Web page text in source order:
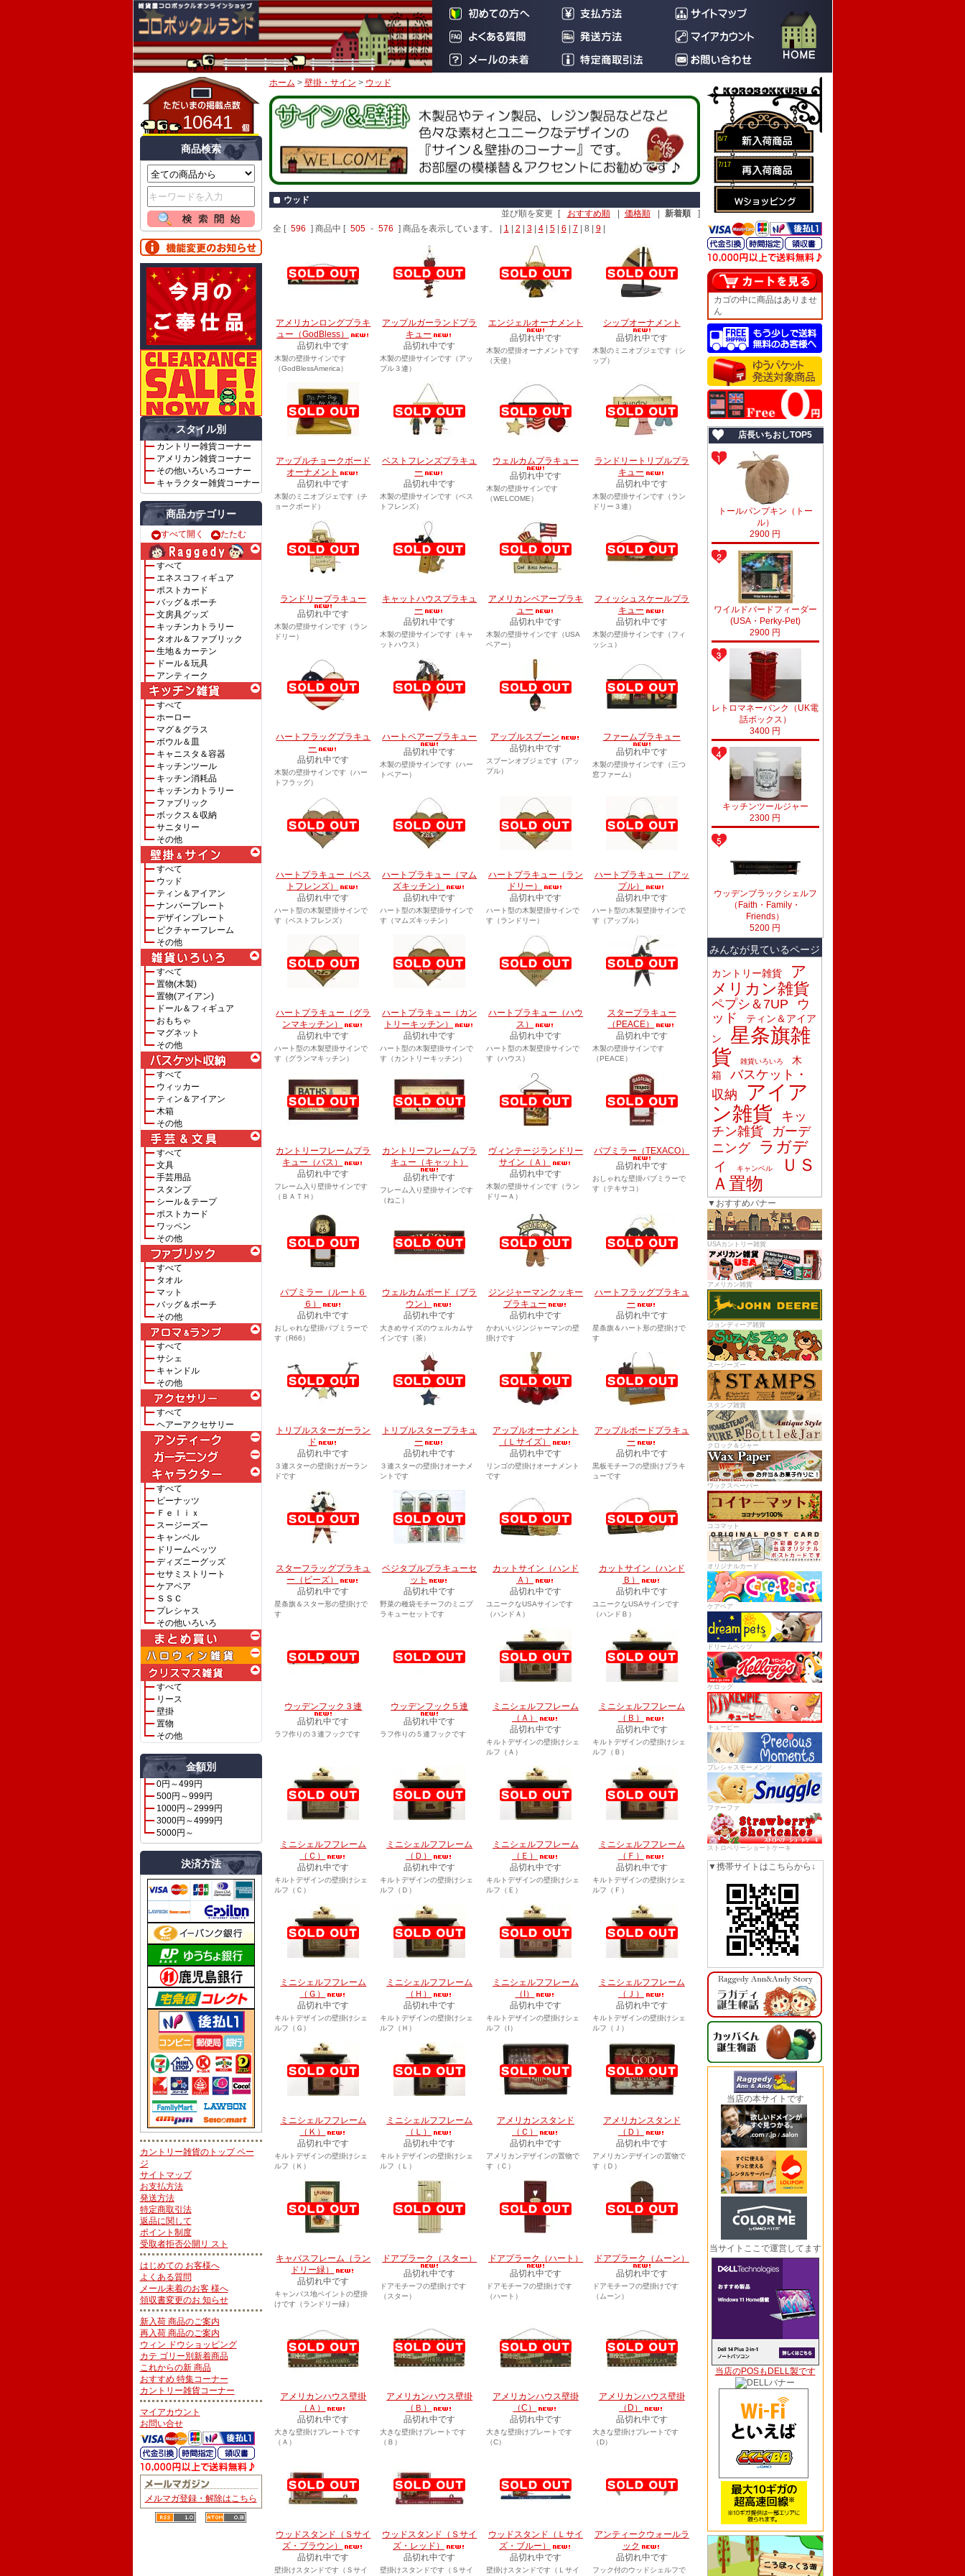
10641
商品検索
スタイル別
カントリー雑貨コーナー
アメリカン雑貨コーナー
その他いろいろコーナー
キャラクター雑貨コーナー
商品カテゴリー
すべて開く たたむ
すべて
エネスコフィギュア
ポストカード
バッグ＆ポーチ
文房具グッズ
キッチンカトラリー
タオル＆ファブリック
生地＆カーテン
ドール＆玩具
アンティーク
すべて
ホーロー
マグ＆グラス
ボウル＆皿
キャニスタ＆容器
キッチンツール
キッチン消耗品
キッチンカトラリー
ファブリック
ボックス＆収納
サニタリー
その他
すべて
ウッド
ティン＆アイアン
ナンバープレート
デザインプレート
ピクチャーフレーム
その他
すべて
置物(木製)
置物(アイアン)
ドール＆フィギュア
おもちゃ
マグネット
その他
すべて
ウィッカー
ティン＆アイアン
木箱
その他
すべて
文具
手芸用品
スタンプ
シール＆テープ
ポストカード
ワッペン
その他
すべて
タオル
マット
バッグ＆ポーチ
その他
すべて
サシェ
キャンドル
その他
すべて
ヘアーアクセサリー
すべて
ピーナッツ
Ｆｅｌｉｘ
スージーズー
キャンベル
ドリームペッツ
ディズニーグッズ
セサミストリート
ケアベア
ＳＳＣ
プレシャス
その他いろいろ
すべて
リース
壁掛
置物
その他
金額別
0円～499円
500円～999円
1000円～2999円
3000円～4999円
5000円～
決済方法
カントリー雑貨のトップ ペー
ジ
サイトマップ
お支払方法
発送方法
特定商取引法
返品に関して
ポイント制度
受取者拒否公開リ スト
はじめての お客様へ
よくある質問
メール未着のお客 様へ
領収書変更のお 知らせ
新入荷 商品のご案内
再入荷 商品のご案内
ウィン ドウショッピング
カテ ゴリー別新着商品
これからの新 商品
おすすめ 特集コーナー
カントリー雑貨コーナー
マイアカウント
お問い合せ
メルマガ登録・解除はこちら
ホーム > 壁掛・サイン > ウッド
ウッド
並び順を変更
[ おすすめ順 価格順 新着順
]
全 [ 596 ] 商品中 [ 505 - 576 ] 商品を表示しています。 | 1 2 3| 4| 5| 6 7 8 9|
アメリカンロングプラキ
ュー（GodBless）
品切れ中です
木製の壁掛サインです
（GodBlessAmerica）
アップルガーランドプラ
キュー
品切れ中です
木製の壁掛サインです（アッ
プル３連）
エンジェルオーナメント
品切れ中です
木製の壁掛オーナメントです
（天使）
シップオーナメント
品切れ中です
木製のミニオブジェです（シ
ップ）
アップルチョークボード
オーナメント
品切れ中です
木製のミニオブジェです（チ
ョークボード）
ベストフレンズプラキュ
ー
品切れ中です
木製の壁掛サインです（ベス
トフレンズ）
ウェルカムプラキュー
品切れ中です
木製の壁掛サインです
（WELCOME）
ランドリートリプルプラ
キュー
品切れ中です
木製の壁掛サインです（ラン
ドリー３連）
ランドリープラキュー
品切れ中です
木製の壁掛サインです（ラン
ドリー）
キャットハウスプラキュ
ー
品切れ中です
木製の壁掛サインです（キャ
ットハウス）
アメリカンベアープラキ
ュー
品切れ中です
木製の壁掛サインです（USA
ベアー）
フィッシュスケールプラ
キュー
品切れ中です
木製の壁掛サインです（フィ
ッシュ）
ハートフラッグプラキュ
ー
品切れ中です
木製の壁掛サインです（ハー
トフラッグ）
ハートベアープラキュー
品切れ中です
木製の壁掛サインです（ハー
トベアー）
アップルスプーン
品切れ中です
スプーンオブジェです（アッ
プル）
ファームプラキュー
品切れ中です
木製の壁掛サインです（三つ
窓ファーム）
ハートプラキュー（ベス
トフレンズ）
品切れ中です
ハート型の木製壁掛サインで
す（ベストフレンズ）
ハートプラキュー（マム
ズキッチン）
品切れ中です
ハート型の木製壁掛サインで
す（マムズキッチン）
ハートプラキュー（ラン
ドリー）
品切れ中です
ハート型の木製壁掛サインで
す（ランドリー）
ハートプラキュー（アッ
プル）
品切れ中です
ハート型の木製壁掛サインで
す（アップル）
ハートプラキュー（グラ
ンマキッチン）
品切れ中です
ハート型の木製壁掛サインで
す（グランマキッチン）
ハートプラキュー（カン
トリーキッチン）
品切れ中です
ハート型の木製壁掛サインで
す（カントリーキッチン）
ハートプラキュー（ハウ
ス）
品切れ中です
ハート型の木製壁掛サインで
す（ハウス）
スタープラキュー
（PEACE）
品切れ中です
木製の壁掛サインです
（PEACE）
カントリーフレームプラ
キュー（バス）
品切れ中です
フレーム入り壁掛サインです
（ＢＡＴＨ）
カントリーフレームプラ
キュー（キャット）
品切れ中です
フレーム入り壁掛サインです
（ねこ）
ヴィンテージランドリー
サイン（Ａ）
品切れ中です
木製の壁掛サインです（ラン
ドリーＡ）
パブミラー（TEXACO）
品切れ中です
おしゃれな壁掛パブミラーで
す（テキサコ）
パブミラー（ルート６
６）
品切れ中です
おしゃれな壁掛パブミラーで
す（R66）
ウェルカムボード（ブラ
ウン）
品切れ中です
大きめサイズのウェルカムサ
インです（茶）
ジンジャーマンクッキー
プラキュー
品切れ中です
かわいいジンジャーマンの壁
掛けです
ハートフラッグプラキュ
ー
品切れ中です
星条旗＆ハート形の壁掛けで
す
トリプルスターガーラン
ド
品切れ中です
３連スターの壁掛けガーラン
ドです
トリプルスタープラキュ
ー
品切れ中です
３連スターの壁掛けオーナメ
ントです
アップルオーナメント
（Ｌサイズ）
品切れ中です
リンゴの壁掛けオーナメント
です
アップルボードプラキュ
ー
品切れ中です
黒板モチーフの壁掛けプラキ
ューです
スターフラッグプラキュ
ー（ビーズ）
品切れ中です
星条旗＆スター形の壁掛けで
す
ベジタブルプラキューセ
ット
品切れ中です
野菜の種袋モチーフのミニプ
ラキューセットです
カットサイン（ハンド
Ａ）
品切れ中です
ユニークなUSAサインです
（ハンドＡ）
カットサイン（ハンド
Ｂ）
品切れ中です
ユニークなUSAサインです
（ハンドＢ）
ウッデンフック３連
品切れ中です
ラフ作りの３連フックです
ウッデンフック５連
品切れ中です
ラフ作りの５連フックです
ミニシェルフフレーム
（Ａ）
品切れ中です
キルトデザインの壁掛けシェ
ルフ（Ａ）
ミニシェルフフレーム
（Ｂ）
品切れ中です
キルトデザインの壁掛けシェ
ルフ（Ｂ）
ミニシェルフフレーム
（Ｃ）
品切れ中です
キルトデザインの壁掛けシェ
ルフ（Ｃ）
ミニシェルフフレーム
（Ｄ）
品切れ中です
キルトデザインの壁掛けシェ
ルフ（Ｄ）
ミニシェルフフレーム
（Ｅ）
品切れ中です
キルトデザインの壁掛けシェ
ルフ（Ｅ）
ミニシェルフフレーム
（Ｆ）
品切れ中です
キルトデザインの壁掛けシェ
ルフ（Ｆ）
ミニシェルフフレーム
（Ｇ）
品切れ中です
キルトデザインの壁掛けシェ
ルフ（Ｇ）
ミニシェルフフレーム
（Ｈ）
品切れ中です
キルトデザインの壁掛けシェ
ルフ（Ｈ）
ミニシェルフフレーム
（I）
品切れ中です
キルトデザインの壁掛けシェ
ルフ（I）
ミニシェルフフレーム
（Ｊ）
品切れ中です
キルトデザインの壁掛けシェ
ルフ（Ｊ）
ミニシェルフフレーム
（Ｋ）
品切れ中です
キルトデザインの壁掛けシェ
ルフ（Ｋ）
ミニシェルフフレーム
（Ｌ）
品切れ中です
キルトデザインの壁掛けシェ
ルフ（Ｌ）
アメリカンスタンド
（Ｃ）
品切れ中です
アメリカンデザインの置物で
す（Ｃ）
アメリカンスタンド
（Ｄ）
品切れ中です
アメリカンデザインの置物で
す（Ｄ）
キャバスフレーム（ラン
ドリー緑）
品切れ中です
キャンバス地ペイントの壁掛
けです（ランドリー緑）
ドアプラーク（スター）
品切れ中です
ドアモチーフの壁掛けです
（スター）
ドアプラーク（ハート）
品切れ中です
ドアモチーフの壁掛けです
（ハート）
ドアプラーク（ムーン）
品切れ中です
ドアモチーフの壁掛けです
（ムーン）
アメリカンハウス壁掛
（Ａ）
品切れ中です
大きな壁掛けプレートです
（Ａ）
アメリカンハウス壁掛
（Ｂ）
品切れ中です
大きな壁掛けプレートです
（Ｂ）
アメリカンハウス壁掛
（C）
品切れ中です
大きな壁掛けプレートです
（C）
アメリカンハウス壁掛
（D）
品切れ中です
大きな壁掛けプレートです
（D）
ウッドスタンド（Ｓサイ
ズ・ブラウン）
品切れ中です
壁掛けスタンドです（Ｓサイ
ウッドスタンド（Ｓサイ
ズ・レッド）
品切れ中です
壁掛けスタンドです（Ｓサイ
ウッドスタンド（Ｌサイ
ズ・ブルー）
品切れ中です
壁掛けスタンドです（Ｌサイ
アンティークウォールラ
ック
品切れ中です
フック付のウッドシェルフで
6/7
7/17
カゴの中に商品はありませ
ん
店長いちおしTOP5
トールパンプキン（トー
ル）
2900 円
ワイルドバードフィーダー
(USA・Perky-Pet)
2900 円
レトロマネーバンク（UK電
話ボックス）
3400 円
キッチンツールジャー
2300 円
ウッデンブラックシェルフ
（Faith・Family・
Friends）
5200 円
みんなが見ているページ
カントリー雑貨
ア
メリカン雑貨
ペプシ＆7UP
ウ
ッド
ティン＆アイア
ン
星条旗雑
貨
雑貨いろいろ
木
箱
バスケット・
収納
アイア
ン雑貨
キッ
チン雑貨
ガーデ
ニング
ラガデ
ィ
キャンベル
ＵＳ
Ａ置物
▼おすすめバナー
USAカントリー雑貨
アメリカン雑貨
ジョンディーア雑貨
スージーズー
スタンプ雑貨
クロック＆ジャー
ワックスペーパー
ココマット
オリジナルカード
ケアベア
ドリームペッツ
ケロッグ
キューピー
プレシャスモーメンツ
ファーファ
ストロベリーショートケーキ
▼携帯サイトはこちらから↓
当店の本サイトです
当サイトここで運営してます
当店のPOSもDELL製です